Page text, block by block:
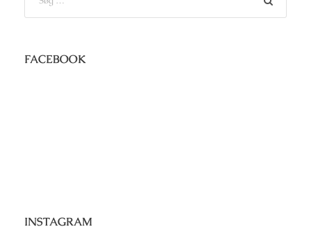
FACEBOOK
INSTAGRAM